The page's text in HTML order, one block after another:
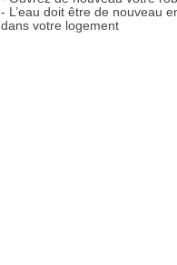
- L’eau doit être de nouveau
dans votre logement